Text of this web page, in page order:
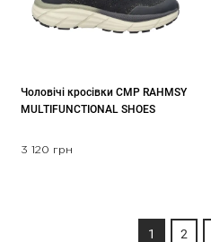
Чоловічі кросівки CMP RAHMSY
MULTIFUNCTIONAL SHOES
3 120 грн
1 2